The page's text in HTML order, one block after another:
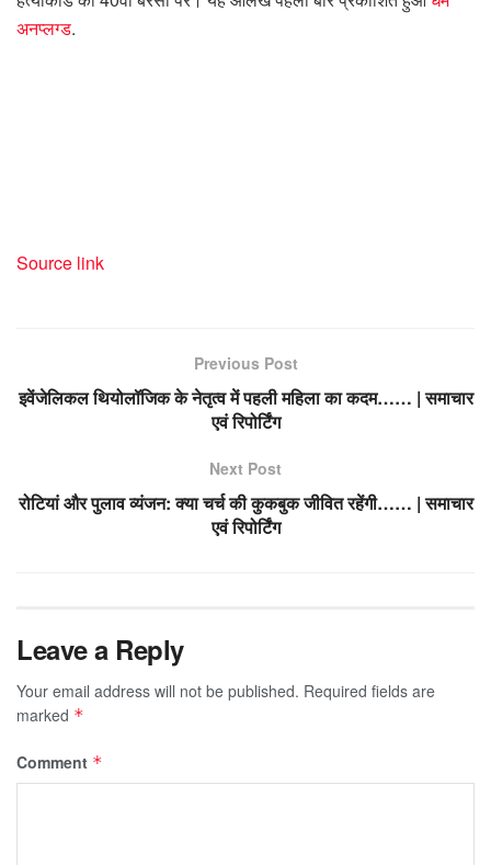
अनप्लग्ड.
Source link
Previous Post
इवेंजेलिकल थियोलॉजिक के नेतृत्व में पहली महिला का कदम…… | समाचार
एवं रिपोर्टिंग
Next Post
रोटियां और पुलाव व्यंजन: क्या चर्च की कुकबुक जीवित रहेंगी…… | समाचार
एवं रिपोर्टिंग
Leave a Reply
Your email address will not be published. Required fields are
marked *
Comment *